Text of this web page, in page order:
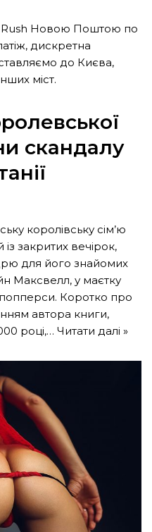
Rush Новою Поштою по
дискретна
до Києва,
міст.
скандалу
королівську сім’ю
закритих вечірок,
для його знайомих
Максвелл, у маєтку
Коротко про
автора книги,
році,… Читати далі »